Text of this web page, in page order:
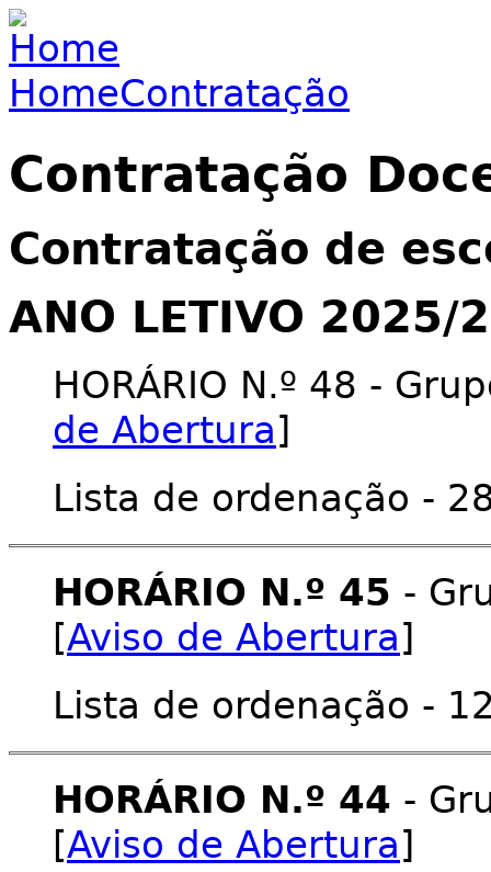
Jump to navigation
You are here
HomeContratação
Contratação
Contratação de
ANO LETIVO 2025/
HORÁRIO N.º 48 -
de Abertura]
Lista de ordenação -
HORÁRIO N.º 45 -
[Aviso de Abertura]
Lista de ordenação -
HORÁRIO N.º 44 -
[Aviso de Abertura]